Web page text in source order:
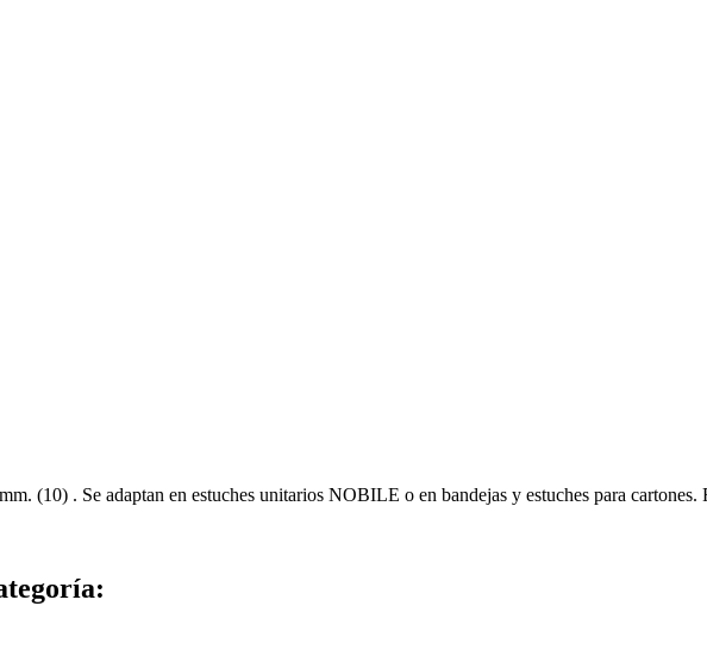
(10) . Se adaptan en estuches unitarios NOBILE o en bandejas y estuches para cartones.